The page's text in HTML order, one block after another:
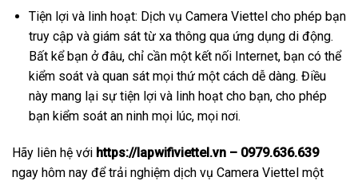
Tiện lợi và linh hoạt: Dịch vụ Camera Viettel cho phép bạn
truy cập và giám sát từ xa thông qua ứng dụng di động.
Bất kể bạn ở đâu, chỉ cần một kết nối Internet, bạn có thể
kiểm soát và quan sát mọi thứ một cách dễ dàng. Điều
này mang lại sự tiện lợi và linh hoạt cho bạn, cho phép
bạn kiểm soát an ninh mọi lúc, mọi nơi.
Hãy liên hệ với https://lapwifiviettel.vn – 0979.636.639
ngay hôm nay để trải nghiệm dịch vụ Camera Viettel một